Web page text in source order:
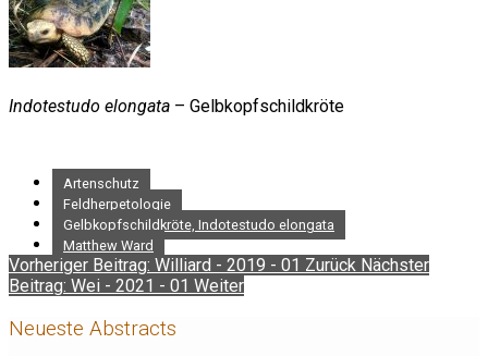
Indotestudo elongata – Gelbkopfschildkröte
Artenschutz
Feldherpetologie
Gelbkopfschildkröte, Indotestudo elongata
Matthew Ward
Vorheriger Beitrag: Williard - 2019 - 01 Zurück Nächster
Beitrag: Wei - 2021 - 01 Weiter
Neueste Abstracts